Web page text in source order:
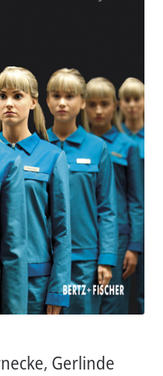
Untermenü
öffnen
, Gerlinde